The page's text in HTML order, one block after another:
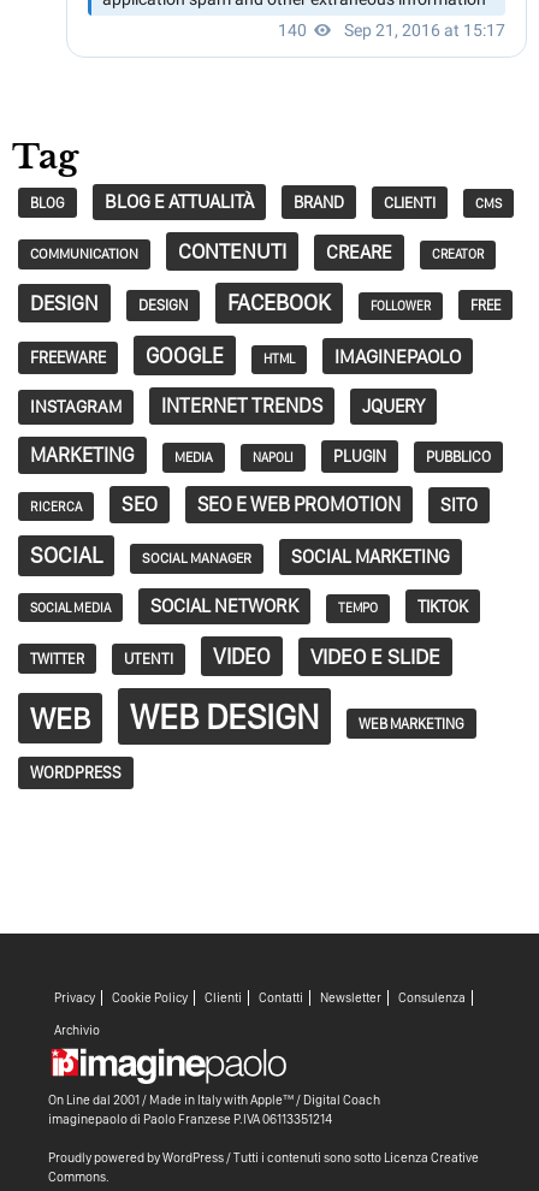
Tag
BLOG BLOG E ATTUALITÀ BRAND CLIENTI CMS
COMMUNICATION CONTENUTI CREARE CREATOR
DESIGN DESIGN FACEBOOK FOLLOWER FREE
FREEWARE GOOGLE HTML IMAGINEPAOLO
INSTAGRAM INTERNET TRENDS JQUERY
MARKETING MEDIA NAPOLI PLUGIN PUBBLICO
RICERCA SEO SEO E WEB PROMOTION SITO
SOCIAL SOCIAL MANAGER SOCIAL MARKETING
SOCIAL MEDIA SOCIAL NETWORK TEMPO TIKTOK
TWITTER UTENTI VIDEO VIDEO E SLIDE
WEB WEB DESIGN WEB MARKETING
WORDPRESS
Privacy Cookie Policy Clienti Contatti Newsletter Consulenza
Archivio
On Line dal 2001 / Made in Italy withApple™ / Digital Coach
imaginepaolo di Paolo Franzese P.IVA 06113351214
Proudly powered by WordPress/ Tutti i contenuti sono sotto Licenza Creative
Commons.